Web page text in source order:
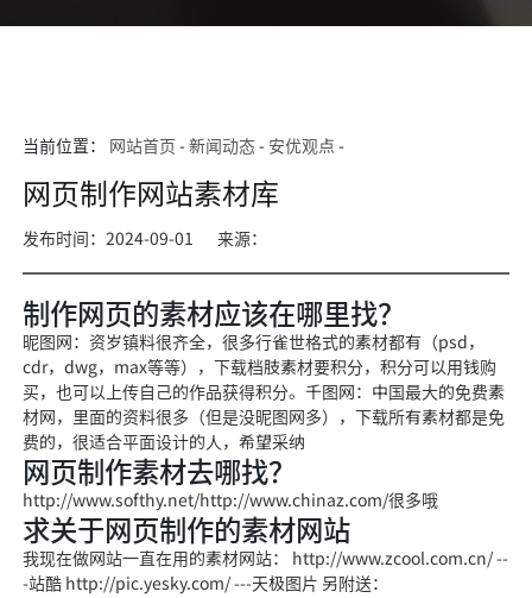
当前位置： 网站首页 -新闻动态- 安优观点 -
网页制作网站素材库
发布时间：2024-09-01 来源：
制作网页的素材应该在哪里找？
昵图网：资岁镇料很齐全，很多行雀世格式的素材都有（psd，
cdr，dwg，max等等），下载档肢素材要积分，积分可以用钱购
买，也可以上传自己的作品获得积分。千图网：中国最大的免费素
材网，里面的资料很多（但是没昵图网多），下载所有素材都是免
费的，很适合平面设计的人，希望采纳
网页制作素材去哪找？
http://www.softhy.net/http://www.chinaz.com/很多哦
求关于网页制作的素材网站
我现在做网站一直在用的素材网站： http://www.zcool.com.cn/ --
-站酷 http://pic.yesky.com/ ---天极图片 另附送：